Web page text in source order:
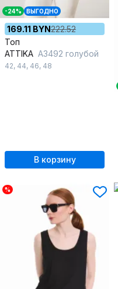
-24% ВЫГОДНО
169.11 BYN222.52
Топ
ATTIKA A3492 голубой
42, 44, 46, 48
В корзину
%